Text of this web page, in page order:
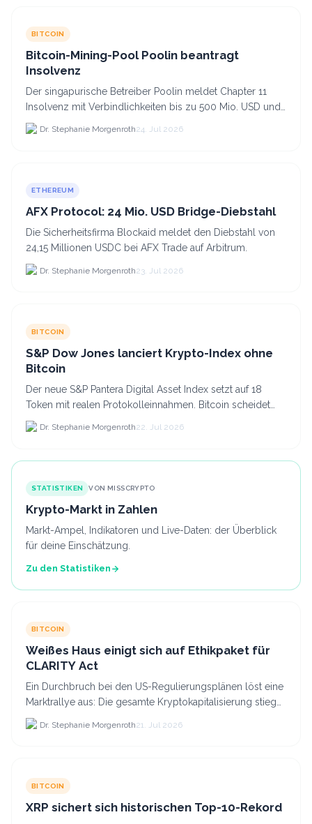
BITCOIN
Bitcoin-Mining-Pool Poolin beantragt
Insolvenz
Der singapurische Betreiber Poolin meldet Chapter 11
Insolvenz mit Verbindlichkeiten bis zu 500 Mio. USD und
plant den Verkauf zweier Texas-Standorte für.
Dr. Stephanie Morgenroth24. Jul 2026
ETHEREUM
AFX Protocol: 24 Mio. USD Bridge-Diebstahl
Die Sicherheitsfirma Blockaid meldet den Diebstahl von
24,15 Millionen USDC bei AFX Trade auf Arbitrum.
Dr. Stephanie Morgenroth23. Jul 2026
BITCOIN
S&P Dow Jones lanciert Krypto-Index ohne
Bitcoin
Der neue S&P Pantera Digital Asset Index setzt auf 18
Token mit realen Protokolleinnahmen. Bitcoin scheidet
aufgrund fehlender Erträge für Halter aus dem.
Dr. Stephanie Morgenroth22. Jul 2026
STATISTIKEN VON MISSCRYPTO
Krypto-Markt in Zahlen
Markt-Ampel, Indikatoren und Live-Daten: der Überblick
für deine Einschätzung.
Zu den Statistiken
BITCOIN
Weißes Haus einigt sich auf Ethikpaket für
CLARITY Act
Ein Durchbruch bei den US-Regulierungsplänen löst eine
Marktrallye aus: Die gesamte Kryptokapitalisierung stieg
am 21.
Dr. Stephanie Morgenroth21. Jul 2026
BITCOIN
XRP sichert sich historischen Top-10-Rekord